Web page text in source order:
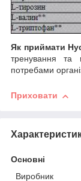
Як приймати
тренування та
потребами
Приховати
Основні
Виробник